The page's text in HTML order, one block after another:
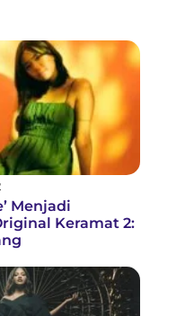
Menjadi
Keramat 2: